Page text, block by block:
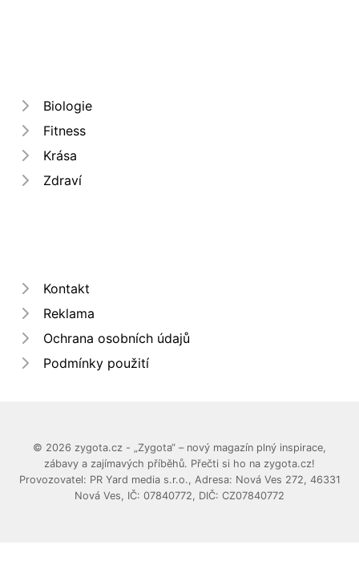
Biologie
Fitness
Krása
Zdraví
Kontakt
Reklama
Ochrana osobních údajů
Podmínky použití
© 2026 zygota.cz - „Zygota“ – nový magazín plný inspirace,
zábavy a zajímavých příběhů. Přečti si ho na zygota.cz!
Provozovatel: PR Yard media s.r.o., Adresa: Nová Ves 272, 46331
Nová Ves, IČ: 07840772, DIČ: CZ07840772